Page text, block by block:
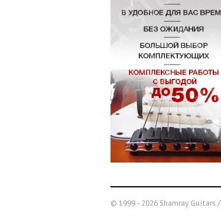
© 1999 - 2026 Shamray Guitars /